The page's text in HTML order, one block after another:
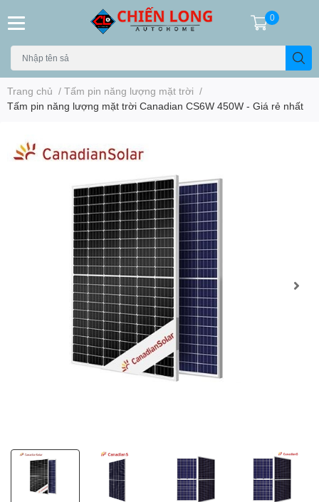
0
Trang chủ / Tấm pin năng lượng mặt trời /
Tấm pin năng lượng mặt trời Canadian CS6W 450W - Giá rẻ nhất